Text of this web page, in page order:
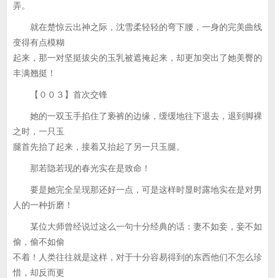
弄。
就在楚惊云出神之际，沈雪柔轻轻的弯下腰，一身的完美曲线
变得有点模糊
起来，那一对坚挺拔尖的玉乳被遮掩起来，却更加突出了她美臀的
丰满翘挺！
【００３】首次交锋
她的一双玉手掐住了亵裤的边缘，缓缓地往下退去，退到脚裸
之时，一只玉
腿首先抬了起来，接着又抬起了另一只玉腿。
那若隐若现的春光实在是致命！
要是她完全呈现那还好一点，可是这样时显时露地实在是对男
人的一种折磨！
某位大师曾经说过这么一句十分经典的话：妻不如妾，妾不如
偷，偷不如偷
不着！人类往往就是这样，对于十分容易得到的东西他们不怎么珍
惜，却反而更